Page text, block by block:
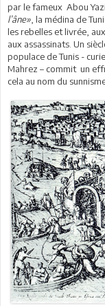
par le fameux Abou
l’âne» , la médina de
les rebelles et livrée,
aux assassinats. Un
populace de Tunis -
Mahrez – commit un
cela au nom du